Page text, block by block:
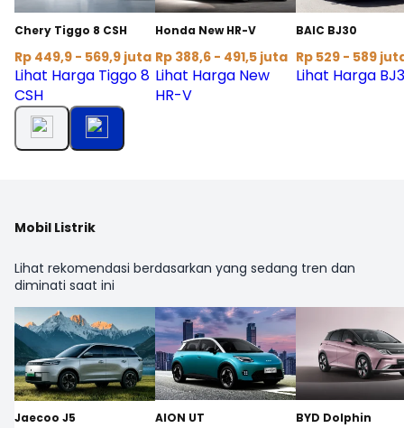
Chery Tiggo 8 CSH
Rp 449,9 - 569,9 juta
Lihat Harga Tiggo 8
CSH
Honda New HR-V
Rp 388,6 - 491,5 juta
Lihat Harga New
HR-V
BAIC BJ30
Rp 529 - 589
Lihat Harga
Mobil Listrik
Lihat rekomendasi berdasarkan yang sedang tren dan
diminati saat ini
Jaecoo J5 AION UT BYD Dolphin